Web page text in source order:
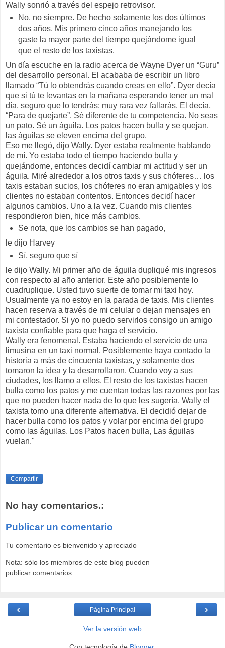
Wally sonrió a través del espejo retrovisor.
No, no siempre. De hecho solamente los dos últimos
dos años. Mis primero cinco años manejando los
gaste la mayor parte del tiempo quejándome igual
que el resto de los taxistas.
Un día escuche en la radio acerca de Wayne Dyer un “Guru”
del desarrollo personal. El acababa de escribir un libro
llamado “Tú lo obtendrás cuando creas en ello”. Dyer decía
que si tú te levantas en la mañana esperando tener un mal
día, seguro que lo tendrás; muy rara vez fallarás. El decía,
“Para de quejarte”. Sé diferente de tu competencia. No seas
un pato. Sé un águila. Los patos hacen bulla y se quejan,
las águilas se eleven encima del grupo.
Eso me llegó, dijo Wally. Dyer estaba realmente hablando
de mí. Yo estaba todo el tiempo haciendo bulla y
quejándome, entonces decidí cambiar mi actitud y ser un
águila. Miré alrededor a los otros taxis y sus chóferes… los
taxis estaban sucios, los chóferes no eran amigables y los
clientes no estaban contentos. Entonces decidí hacer
algunos cambios. Uno a la vez. Cuando mis clientes
respondieron bien, hice más cambios.
Se nota, que los cambios se han pagado,
le dijo Harvey
Sí, seguro que sí
le dijo Wally. Mi primer año de águila dupliqué mis ingresos
con respecto al año anterior. Este año posiblemente lo
cuadruplique. Usted tuvo suerte de tomar mi taxi hoy.
Usualmente ya no estoy en la parada de taxis. Mis clientes
hacen reserva a través de mi celular o dejan mensajes en
mi contestador. Si yo no puedo servirlos consigo un amigo
taxista confiable para que haga el servicio.
Wally era fenomenal. Estaba haciendo el servicio de una
limusina en un taxi normal. Posiblemente haya contado la
historia a más de cincuenta taxistas, y solamente dos
tomaron la idea y la desarrollaron. Cuando voy a sus
ciudades, los llamo a ellos. El resto de los taxistas hacen
bulla como los patos y me cuentan todas las razones por las
que no pueden hacer nada de lo que les sugería. Wally el
taxista tomo una diferente alternativa. El decidió dejar de
hacer bulla como los patos y volar por encima del grupo
como las águilas. Los Patos hacen bulla, Las águilas
vuelan."
Compartir
No hay comentarios.:
Publicar un comentario
Tu comentario es bienvenido y apreciado
Nota: sólo los miembros de este blog pueden
publicar comentarios.
‹ ›
Página Principal
Ver la versión web